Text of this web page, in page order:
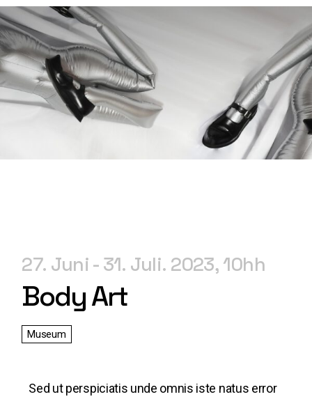
27. Juni 31. Juli. 2023 10h
Body Art
Museum
Sed ut perspiciatis unde omnis iste natus error